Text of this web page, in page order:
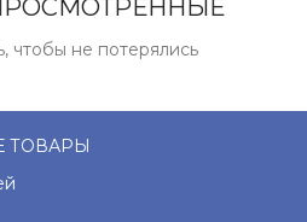
чтобы не потерялись
ТОВАРЫ